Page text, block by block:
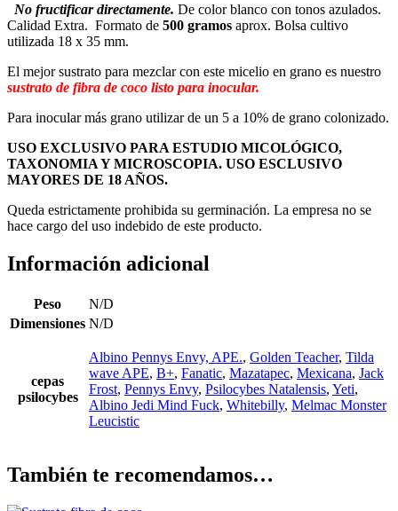
No fructificar directamente. De color blanco con tonos azulados.
Calidad Extra. Formato de 500 gramos aprox. Bolsa cultivo
utilizada 18 x 35 mm.
El mejor sustrato para mezclar con este micelio en grano es nuestro
sustrato de fibra de coco listo para inocular.
Para inocular más grano utilizar de un 5 a 10% de grano colonizado.
USO EXCLUSIVO PARA ESTUDIO MICOLÓGICO,
TAXONOMIA Y MICROSCOPIA. USO ESCLUSIVO
MAYORES DE 18 AÑOS.
Queda estrictamente prohibida su germinación. La empresa no se
hace cargo del uso indebido de este producto.
Información adicional
Peso
N/D
Dimensiones N/D
cepas
psilocybes
Albino Pennys Envy, APE., Golden Teacher, Tilda
wave APE, B+, Fanatic, Mazatapec, Mexicana, Jack
Frost, Pennys Envy, Psilocybes Natalensis, Yeti,
Albino Jedi Mind Fuck, Whitebilly, Melmac Monster
Leucistic
También te recomendamos…